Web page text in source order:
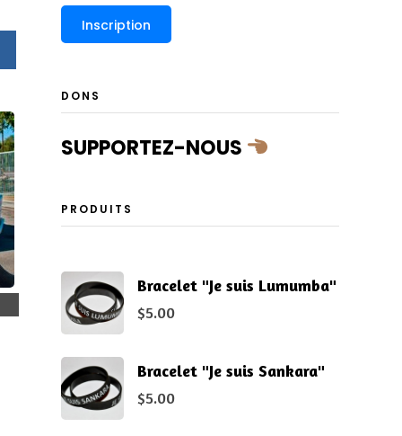
DONS
SUPPORTEZ-NOUS
PRODUITS
Bracelet "Je suis Lumumba"
$5.00
Bracelet "Je suis Sankara"
$5.00